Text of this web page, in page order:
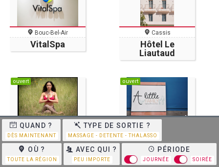
QUAND ?
DÈS MAINTENANT
TYPE DE SORTIE ?
MASSAGE - DETENTE - THALASSO
OÙ ?
TOUTE LA RÉGION
AVEC QUI ?
PEU IMPORTE
PÉRIODE
JOURNÉE SOIRÉE
Bouc-Bel-Air
VitalSpa
Cassis
Hôtel Le
Liautaud
ouvert
Chateauneuf-Les-
Martigues
Yoga center
ouvert
Marseille
A Little Family